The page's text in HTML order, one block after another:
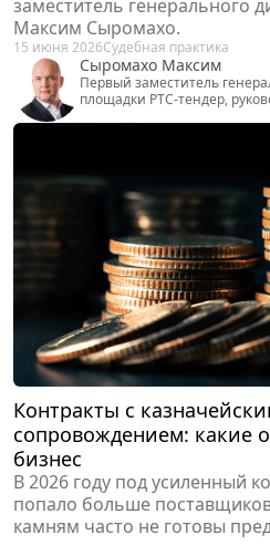
Когда и как платить
системе: обзор судебной
Стандартные и нетипичные
и штрафов по госконтрактам
заместитель генерального
Максим Сыромахо.
Судебная практика
Сыромахо Максим
Первый заместитель
площадки РТС-тендер,
госзакупок и коммерческих